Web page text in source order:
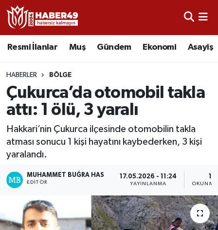
Resmi İlanlar Muş Gündem Ekonomi Asayiş
HABERLER BÖLGE
Çukurca’da otomobil takla
attı: 1 ölü, 3 yaralı
Hakkari’nin Çukurca ilçesinde otomobilin takla
atması sonucu 1 kişi hayatını kaybederken, 3 kişi
yaralandı.
MUHAMMET BUĞRA HAS
EDITÖR
17.05.2026 - 11:24
YAYINLANMA
1
OKUNMA
Resmi İlanlar
Asayiş
Bölge
Eğitim
Ekonomi
Gündem
Spor
Uşak Nöbetçi Eczaneler
Uşak Hava Durumu
Uşak Namaz Vakitleri
Uşak Trafik Yoğunluk Haritası
TFF 2.Lig Kırmızı Grup Puan Durumu ve Fikstür
Son Dakika Haberleri
Haber Arşivi